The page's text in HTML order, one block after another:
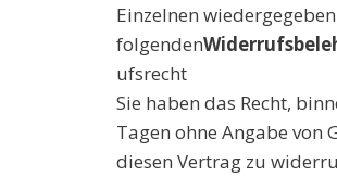
Einzelnen
folgenden
ufsrecht
Sie haben das Recht,
Tagen ohne Angabe von
diesen Vertrag zu